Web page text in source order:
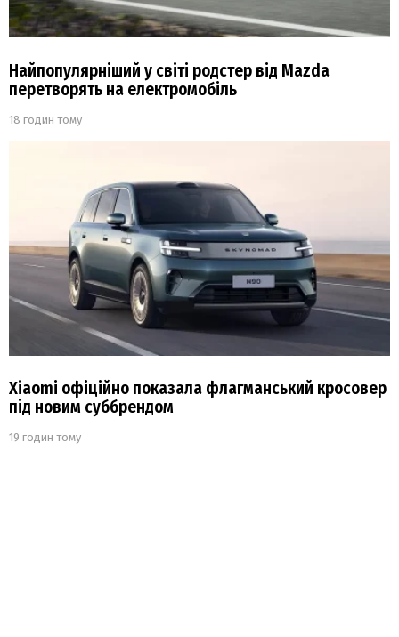
Найпопулярніший у світі родстер від Mazda
перетворять на електромобіль
18 годин тому
Xiaomi офіційно показала флагманський кросовер
під новим суббрендом
19 годин тому